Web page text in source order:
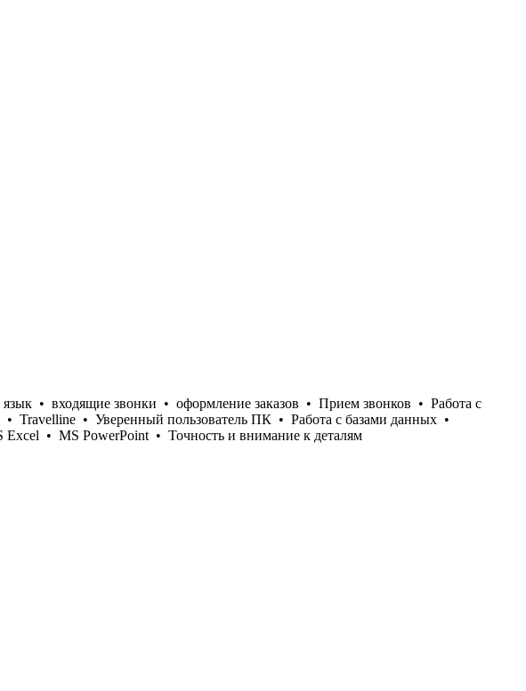
• входящие звонки • оформление заказов • Прием звонков • Работа с
• Travelline • Уверенный пользователь ПК • Работа с базами данных •
Excel • MS PowerPoint • Точность и внимание к деталям